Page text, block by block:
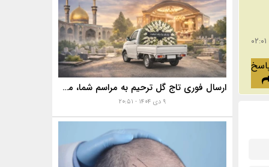
ارسال فوری تاج گل ترحیم به مراسم شما، مساجد، تالارها و بهشت زهرا با خدمات ویژه
۹ دی ۱۴۰۴ - ۲۰:۵۱